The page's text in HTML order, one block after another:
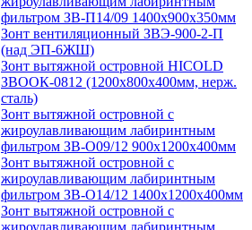
фильтром ЗВ-П14/09 1400х900х350мм
Зонт вентиляционный ЗВЭ-900-2-П
(над ЭП-6ЖШ)
Зонт вытяжной островной HICOLD
ЗВООК-0812 (1200х800x400мм, нерж.
сталь)
Зонт вытяжной островной с
жироулавливающим лабиринтным
фильтром ЗВ-О09/12 900х1200х400мм
Зонт вытяжной островной с
жироулавливающим лабиринтным
фильтром ЗВ-О14/12 1400х1200х400мм
Зонт вытяжной островной с
жироулавливающим лабиринтным